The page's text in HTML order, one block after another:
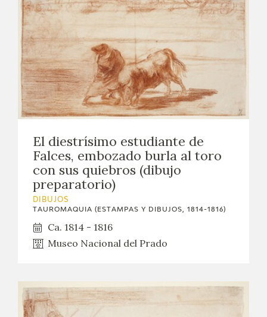
El diestrísimo estudiante de
Falces, embozado burla al toro
con sus quiebros (dibujo
preparatorio)
DIBUJOS
TAUROMAQUIA (ESTAMPAS Y DIBUJOS, 1814-1816)
Ca. 1814 - 1816
Museo Nacional del Prado